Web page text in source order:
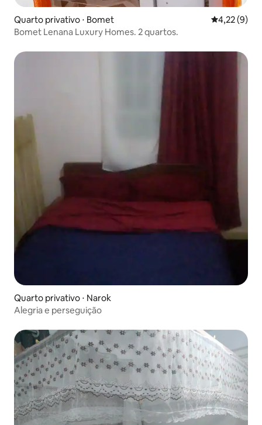
Quarto privativo ⋅ Bomet 4,22 de
4,22 (9)
Bomet Lenana Luxury Homes. 2 quartos.
Quarto privativo ⋅ Narok
Alegria e perseguição